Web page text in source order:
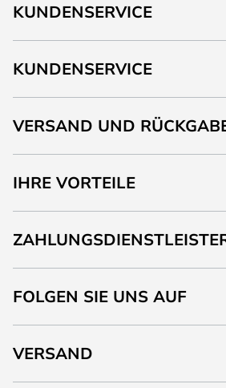
KUNDENSERVICE
KUNDENSERVICE
VERSAND UND
IHRE VORTEILE
FOLGEN SIE UNS AUF
VERSAND